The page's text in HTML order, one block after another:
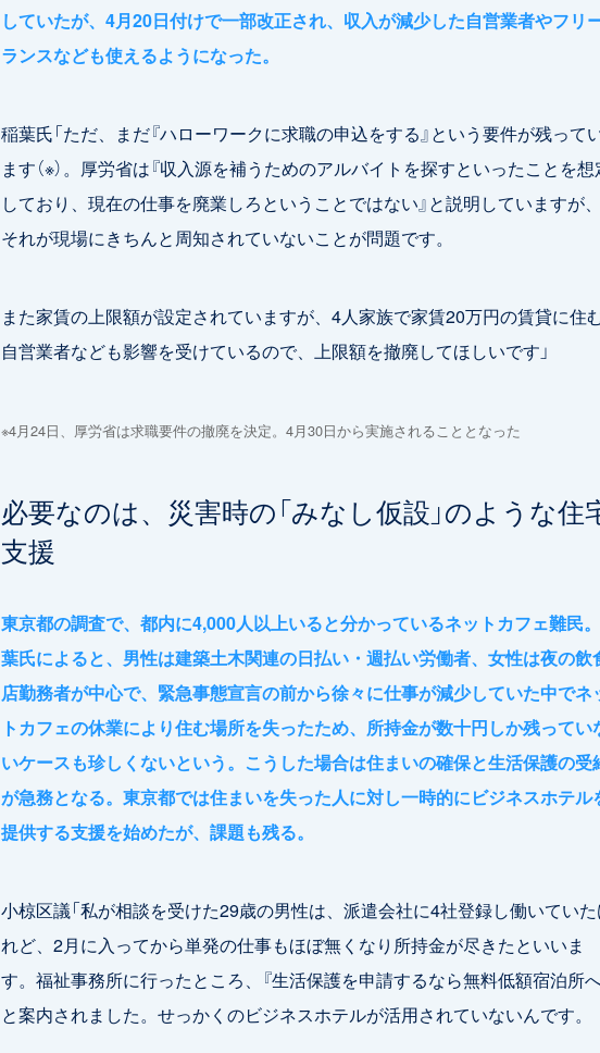
していたが、4月20日付けで一部改正され、収入が減少した自営業者やフリ
ランスなども使えるようになった。
稲葉氏「ただ、まだ『ハローワークに求職の申込をする』という要件が残って
ます（※）。厚労省は『収入源を補うためのアルバイトを探すといったことを想
しており、現在の仕事を廃業しろということではない』と説明していますが、
それが現場にきちんと周知されていないことが問題です。
また家賃の上限額が設定されていますが、4人家族で家賃20万円の賃貸に住
自営業者なども影響を受けているので、上限額を撤廃してほしいです」
※4月24日、厚労省は求職要件の撤廃を決定。4月30日から実施されることとなった
必要なのは、災害時の「みなし仮設」のような住
支援
東京都の調査で、都内に4,000人以上いると分かっているネットカフェ難民
葉氏によると、男性は建築土木関連の日払い・週払い労働者、女性は夜の飲
店勤務者が中心で、緊急事態宣言の前から徐々に仕事が減少していた中でネ
トカフェの休業により住む場所を失ったため、所持金が数十円しか残ってい
いケースも珍しくないという。こうした場合は住まいの確保と生活保護の受
が急務となる。東京都では住まいを失った人に対し一時的にビジネスホテル
提供する支援を始めたが、課題も残る。
小椋区議「私が相談を受けた29歳の男性は、派遣会社に4社登録し働いてい
れど、2月に入ってから単発の仕事もほぼ無くなり所持金が尽きたといいま
す。福祉事務所に行ったところ、『生活保護を申請するなら無料低額宿泊所へ
と案内されました。せっかくのビジネスホテルが活用されていないんです。